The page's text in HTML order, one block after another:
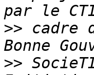
>> cadre
>>